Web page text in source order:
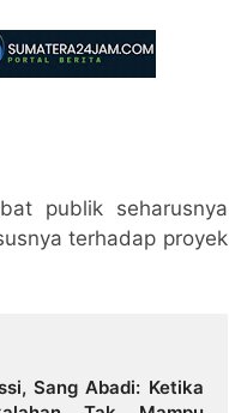
publik seharusnya
terhadap proyek
Sang Abadi: Ketika